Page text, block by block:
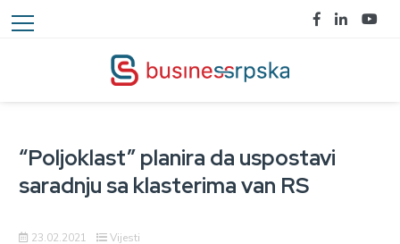
“Poljoklast” planira da uspostavi
saradnju sa klasterima van RS
23.02.2021 Vijesti